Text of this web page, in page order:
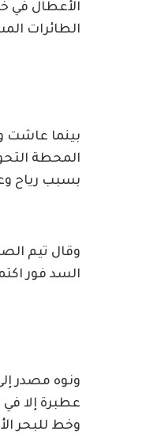
الأعطال في
الطائرات
بينما عاشت
المحطة
بسبب رياح
وقال تيم
السد فور
ونوه مصدر
عطبرة إلا
وخط للبحر